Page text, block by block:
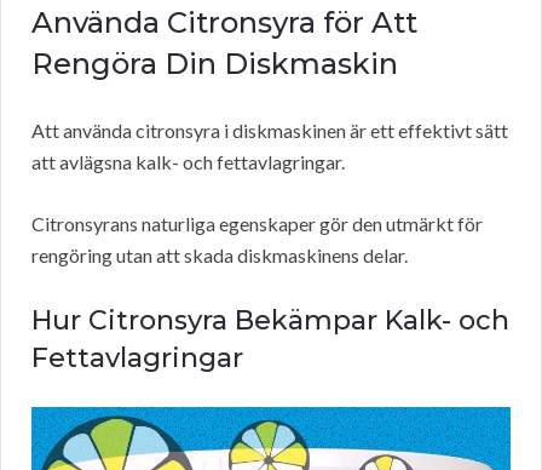
Använda Citronsyra för Att
Rengöra Din Diskmaskin
Att använda citronsyra i diskmaskinen är ett effektivt sätt
att avlägsna kalk- och fettavlagringar.
Citronsyrans naturliga egenskaper gör den utmärkt för
rengöring utan att skada diskmaskinens delar.
Hur Citronsyra Bekämpar Kalk- och
Fettavlagringar